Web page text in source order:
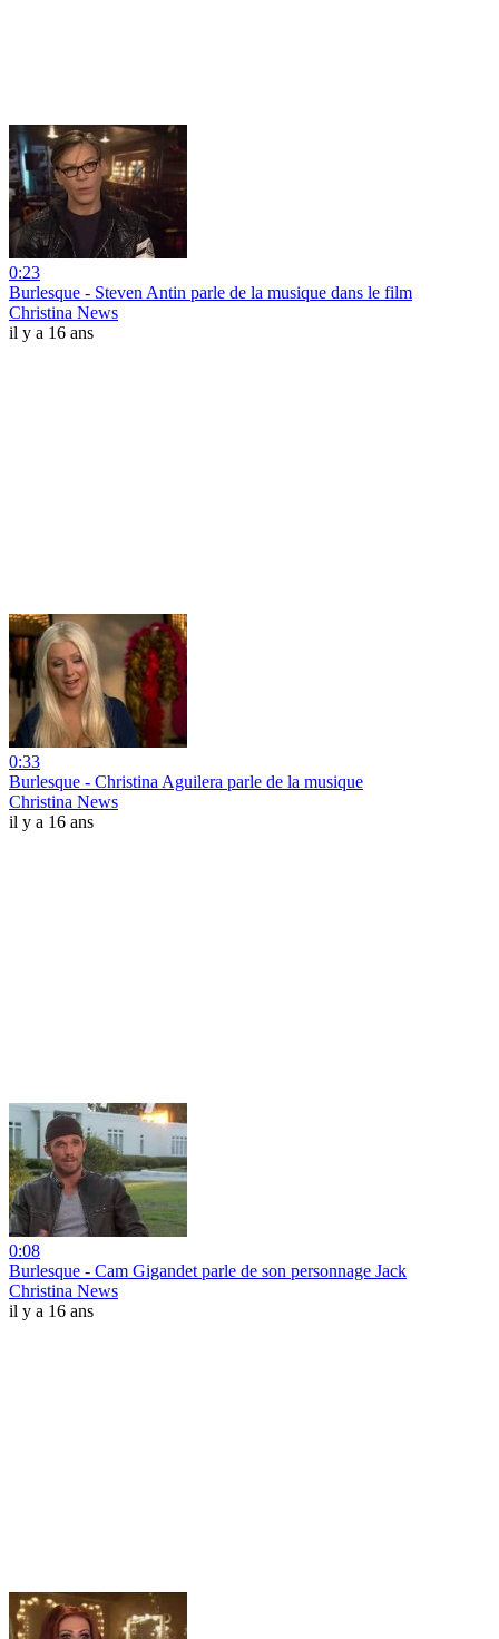
0:23
Burlesque - Steven Antin parle de la musique dans le film
Christina News
il y a 16 ans
0:33
Burlesque - Christina Aguilera parle de la musique
Christina News
il y a 16 ans
0:08
Burlesque - Cam Gigandet parle de son personnage Jack
Christina News
il y a 16 ans